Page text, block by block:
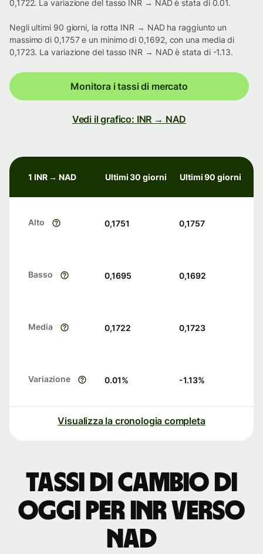
0,1722. La variazione del tasso INR → NAD è stata di 0.01.
Negli ultimi 90 giorni, la rotta INR → NAD ha raggiunto un
massimo di 0,1757 e un minimo di 0,1692, con una media di
0,1723. La variazione del tasso INR → NAD è stata di -1.13.
Monitora i tassi di mercato
Vedi il grafico: INR → NAD
1 INR → NAD Ultimi 30 giorni Ultimi 90 giorni
Alto 0,1751 0,1757
Basso 0,1695 0,1692
Media 0,1722 0,1723
Variazione 0.01% -1.13%
Visualizza la cronologia completa
Tassi di cambio di
oggi per INR verso
NAD